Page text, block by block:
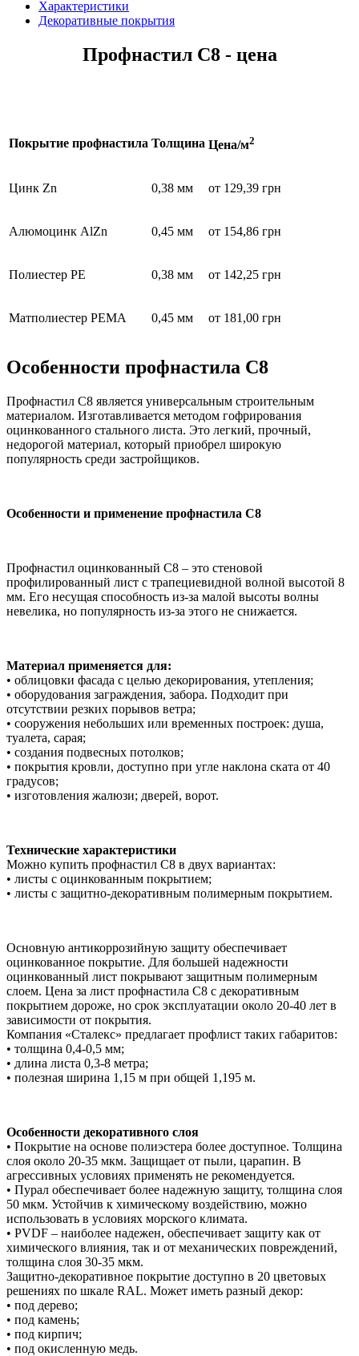
Характеристики
Декоративные покрытия
Профнастил С8 - цена
Покрытие профнастила Толщина Цена/м2
Цинк Zn 0,38 мм от 129,39 грн
Алюмоцинк AlZn 0,45 мм от 154,86 грн
Полиестер PE 0,38 мм от 142,25 грн
Матполиестер РЕMA 0,45 мм от 181,00 грн
Особенности профнастила С8
Профнастил С8 является универсальным строительным
материалом. Изготавливается методом гофрирования
оцинкованного стального листа. Это легкий, прочный,
недорогой материал, который приобрел широкую
популярность среди застройщиков.
Особенности и применение профнастила С8
Профнастил оцинкованный С8 – это стеновой
профилированный лист с трапециевидной волной высотой 8
мм. Его несущая способность из-за малой высоты волны
невелика, но популярность из-за этого не снижается.
Материал применяется для:
• облицовки фасада с целью декорирования, утепления;
• оборудования заграждения, забора. Подходит при
отсутствии резких порывов ветра;
• сооружения небольших или временных построек: душа,
туалета, сарая;
• создания подвесных потолков;
• покрытия кровли, доступно при угле наклона ската от 40
градусов;
• изготовления жалюзи; дверей, ворот.
Технические характеристики
Можно купить профнастил С8 в двух вариантах:
• листы с оцинкованным покрытием;
• листы с защитно-декоративным полимерным покрытием.
Основную антикоррозийную защиту обеспечивает
оцинкованное покрытие. Для большей надежности
оцинкованный лист покрывают защитным полимерным
слоем. Цена за лист профнастила С8 с декоративным
покрытием дороже, но срок эксплуатации около 20-40 лет в
зависимости от покрытия.
Компания «Сталекс» предлагает профлист таких габаритов:
• толщина 0,4-0,5 мм;
• длина листа 0,3-8 метра;
• полезная ширина 1,15 м при общей 1,195 м.
Особенности декоративного слоя
• Покрытие на основе полиэстера более доступное. Толщина
слоя около 20-35 мкм. Защищает от пыли, царапин. В
агрессивных условиях применять не рекомендуется.
• Пурал обеспечивает более надежную защиту, толщина слоя
50 мкм. Устойчив к химическому воздействию, можно
использовать в условиях морского климата.
• PVDF – наиболее надежен, обеспечивает защиту как от
химического влияния, так и от механических повреждений,
толщина слоя 30-35 мкм.
Защитно-декоративное покрытие доступно в 20 цветовых
решениях по шкале RAL. Может иметь разный декор:
• под дерево;
• под камень;
• под кирпич;
• под окисленную медь.